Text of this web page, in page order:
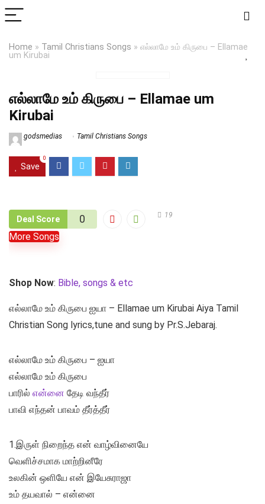
Home » Tamil Christians Songs » எல்லாமே உம் கிருபை – Ellamae
um Kirubai
எல்லாமே உம் கிருபை – Ellamae um
Kirubai
godsmedias Tamil Christians Songs
Save
0
Deal Score 0 19
More Songs
Shop Now: Bible, songs & etc
எல்லாமே உம் கிருபை ஐயா – Ellamae um Kirubai Aiya Tamil
Christian Song lyrics,tune and sung by Pr.S.Jebaraj.
எல்லாமே உம் கிருபை – ஐயா
எல்லாமே உம் கிருபை
பாரில் என்னை தேடி வந்தீர்
பாவி எந்தன் பாவம் தீர்த்தீர்
1.இருள் நிறைந்த என் வாழ்வினையே
வெளிச்சமாக மாற்றினீரே
உலகின் ஒளியே என் இயேசுராஜா
உம் தயவால் – என்னை